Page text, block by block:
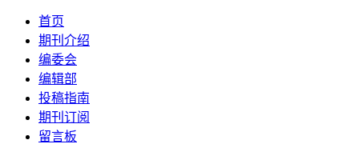
首页
期刊介绍
编委会
编辑部
投稿指南
期刊订阅
留言板